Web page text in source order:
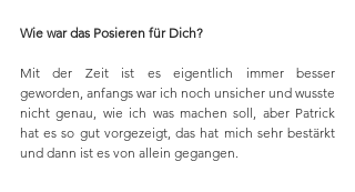
Wie war das Posieren für Dich?
Mit der Zeit ist es eigentlich immer besser
geworden, anfangs war ich noch unsicher und wusste
nicht genau, wie ich was machen soll, aber Patrick
hat es so gut vorgezeigt, das hat mich sehr bestärkt
und dann ist es von allein gegangen.